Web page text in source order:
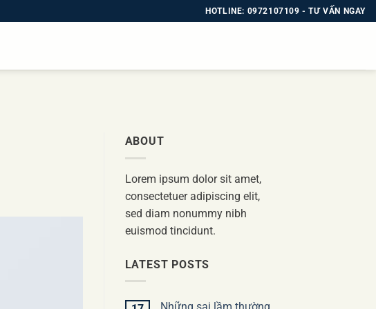
HOTLINE: 0972107109 - TƯ VẤN NGAY
ABOUT
Lorem ipsum dolor sit amet,
consectetuer adipiscing elit,
sed diam nonummy nibh
euismod tincidunt.
LATEST POSTS